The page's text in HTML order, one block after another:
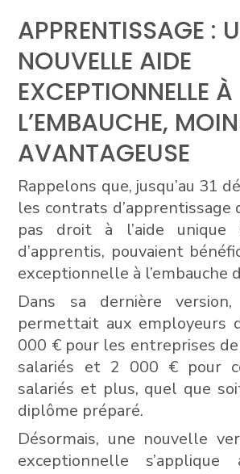
APPRENTISSAGE :
NOUVELLE AIDE
EXCEPTIONNELLE À
L’EMBAUCHE,
AVANTAGEUSE
Rappelons que, jusqu’au 31
les contrats d’apprentissage
pas droit à l’aide unique
d’apprentis, pouvaient
exceptionnelle à l’embauche
Dans sa dernière
permettait aux employeurs
000 € pour les entreprises
salariés et 2 000 € pour
salariés et plus, quel que
diplôme préparé.
Désormais, une nouvelle
exceptionnelle